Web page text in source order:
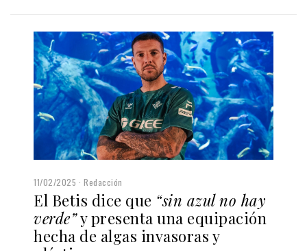
11/02/2025 Redacción
El Betis dice que “sin azul no hay
verde”y presenta una equipación
hecha de algas invasoras y